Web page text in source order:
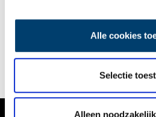
Alle cookies
Selectie
Alleen
Delen